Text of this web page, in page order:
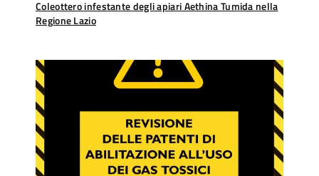
Coleottero infestante degli apiari Aethina Tumida nella
Regione Lazio